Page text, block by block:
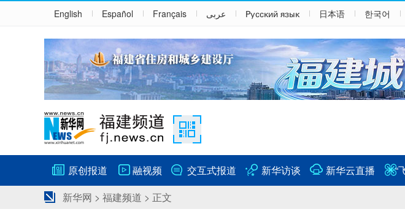
English Español Français عربى Русский язык 日本语 한국어
原创报道 融视频 交互式报道 新华访谈 新华云直播 “
新华网 > 福建频道 > 正文